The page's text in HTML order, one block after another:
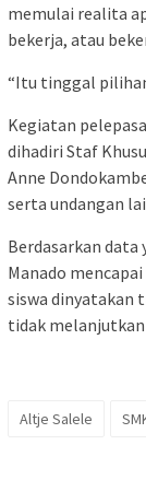
memulai realita
bekerja, atau
“Itu tinggal
Kegiatan
dihadiri Staf
Anne
serta undangan
Berdasarkan data
Manado
siswa dinyatakan
tidak melanjutkan
Altje Salele